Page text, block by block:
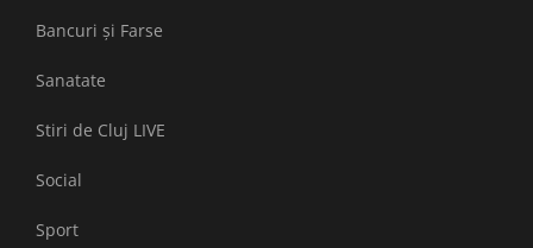
Bancuri și Farse
Sanatate
Stiri de Cluj LIVE
Social
Sport